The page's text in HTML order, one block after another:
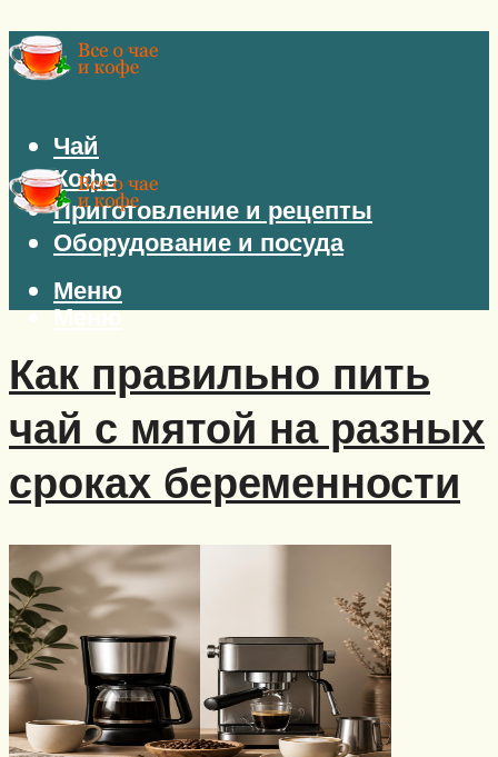
Чай
Кофе
Приготовление и рецепты
Оборудование и посуда
Меню
Меню
Как правильно пить
чай с мятой на разных
сроках беременности